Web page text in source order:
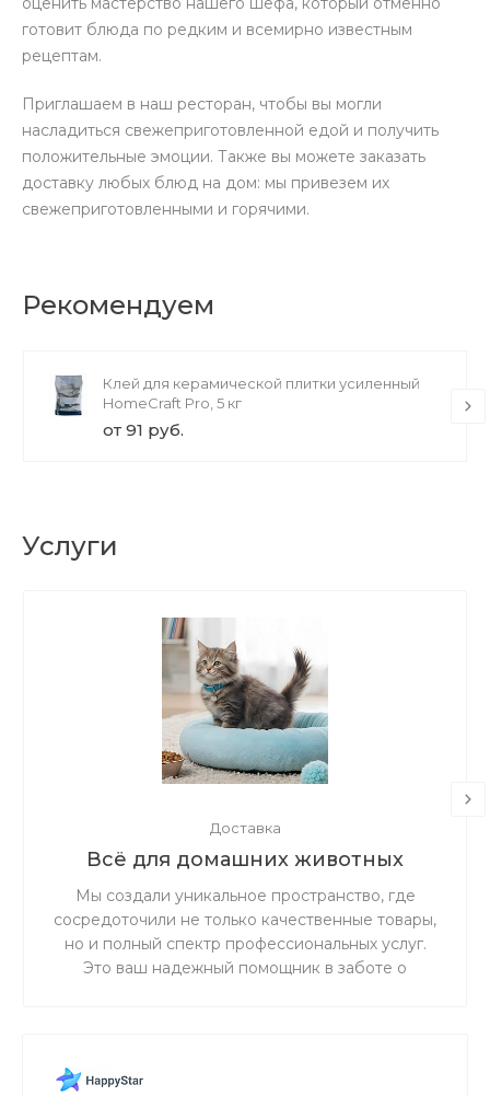
готовит блюда по редким и всемирно известным
рецептам.
Приглашаем в наш ресторан, чтобы вы могли
насладиться свежеприготовленной едой и получить
положительные эмоции. Также вы можете заказать
доставку любых блюд на дом: мы привезем их
свежеприготовленными и горячими.
Рекомендуем
Клей для керамической плитки усиленный
HomeCraft Pro, 5 кг
от 91 руб.
Услуги
Доставка
Всё для домашних животных
Мы создали уникальное пространство, где
сосредоточили не только качественные товары,
но и полный спектр профессиональных услуг.
Это ваш надежный помощник в заботе о